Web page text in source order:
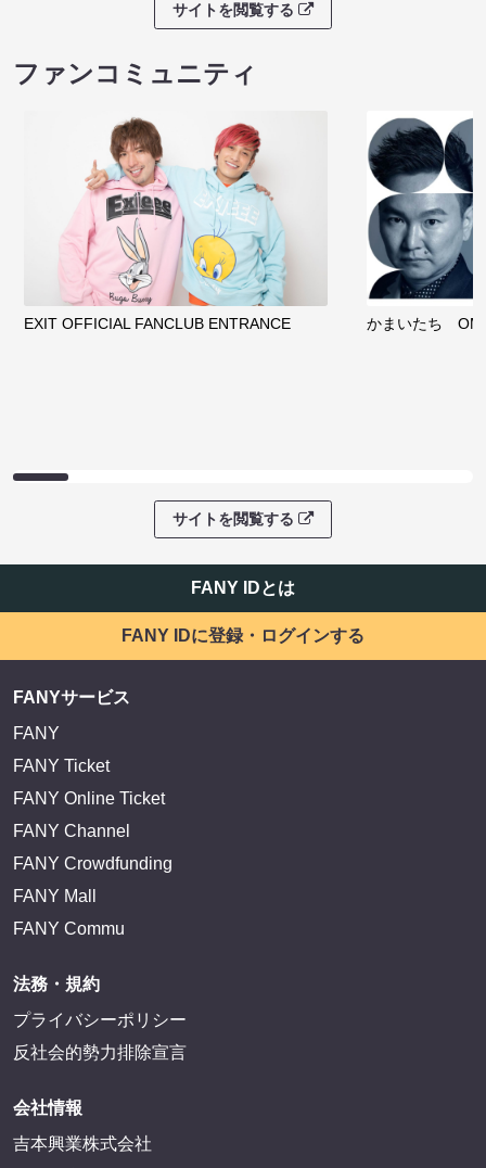
サイトを閲覧する
ファンコミュニティ
EXIT OFFICIAL FANCLUB ENTRANCE かまいたち
サイトを閲覧する
FANY IDとは
FANY IDに登録・ログインする
FANYサービス
FANY
FANY Ticket
FANY Online Ticket
FANY Channel
FANY Crowdfunding
FANY Mall
FANY Commu
法務・規約
プライバシーポリシー
反社会的勢力排除宣言
会社情報
吉本興業株式会社